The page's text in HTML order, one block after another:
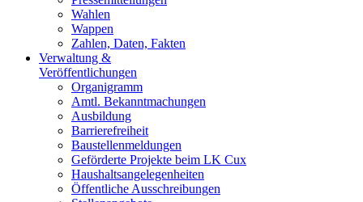
Wahlen
Wappen
Zahlen, Daten, Fakten
Verwaltung &
Veröffentlichungen
Organigramm
Amtl. Bekanntmachungen
Ausbildung
Barrierefreiheit
Baustellenmeldungen
Geförderte Projekte beim LK Cux
Haushaltsangelegenheiten
Öffentliche Ausschreibungen